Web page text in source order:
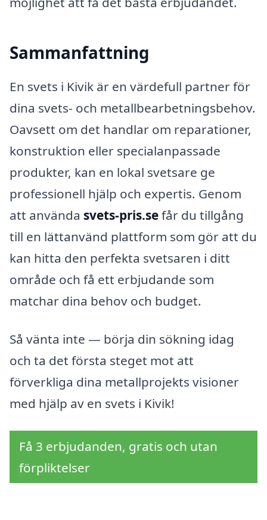
Sammanfattning
En svets i Kivik är en värdefull partner för
dina svets- och metallbearbetningsbehov.
Oavsett om det handlar om reparationer,
konstruktion eller specialanpassade
produkter, kan en lokal svetsare ge
professionell hjälp och expertis. Genom
att använda svets-pris.sefår du tillgång
till en lättanvänd plattform som gör att du
kan hitta den perfekta svetsaren i ditt
område och få ett erbjudande som
matchar dina behov och budget.
Så vänta inte — börja din sökning idag
och ta det första steget mot att
förverkliga dina metallprojekts visioner
med hjälp av en svets i Kivik!
Få 3 erbjudanden, gratis och utan
förpliktelser